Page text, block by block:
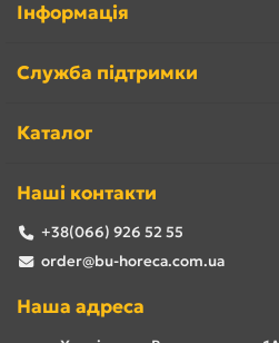
Інформація
Служба підтримки
Каталог
Наші контакти
+38(066) 926 52 55
order@bu-horeca.com.ua
Наша адреса